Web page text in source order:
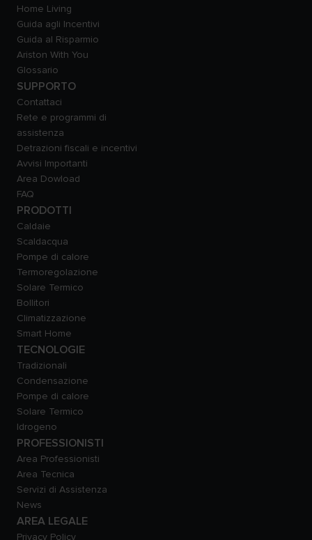
Home Living
Guida agli Incentivi
Guida al Risparmio
Ariston With You
Glossario
SUPPORTO
Contattaci
Rete e programmi di
assistenza
Detrazioni fiscali e incentivi
Avvisi Importanti
Area Dowload
FAQ
PRODOTTI
Caldaie
Scaldacqua
Pompe di calore
Termoregolazione
Solare Termico
Bollitori
Climatizzazione
Smart Home
TECNOLOGIE
Tradizionali
Condensazione
Pompe di calore
Solare Termico
Idrogeno
PROFESSIONISTI
Area Professionisti
Area Tecnica
Servizi di Assistenza
News
AREA LEGALE
Privacy Policy